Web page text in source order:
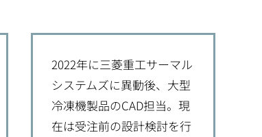
2022年に三菱重工サーマル
システムズに異動後、大型
冷凍機製品のCAD担当。現
在は受注前の設計検討を行